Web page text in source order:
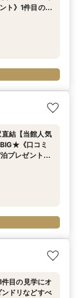
ト》1件目の来
ご優待付き
結【当館人気
《口コミ
プレゼント》1
80万円ご優
目の見学にオ
ドリなどすべ